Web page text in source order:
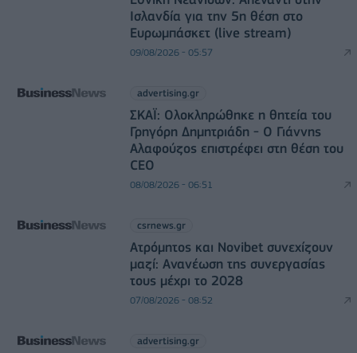
Ισλανδία για την 5η θέση στο
Ευρωμπάσκετ (live stream)
09/08/2026 - 05:57
advertising.gr
ΣΚΑΪ: Ολοκληρώθηκε η θητεία του
Γρηγόρη Δημητριάδη - Ο Γιάννης
Αλαφούζος επιστρέφει στη θέση του
CEO
08/08/2026 - 06:51
csrnews.gr
Ατρόμητος και Novibet συνεχίζουν
μαζί: Ανανέωση της συνεργασίας
τους μέχρι το 2028
07/08/2026 - 08:52
advertising.gr